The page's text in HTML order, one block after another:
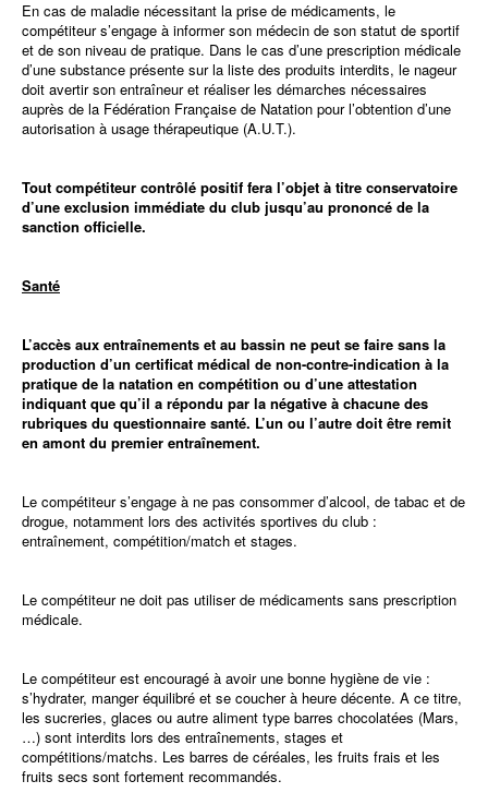
En cas de maladie nécessitant la prise de médicaments, le
compétiteur s’engage à informer son médecin de son statut de sportif
et de son niveau de pratique. Dans le cas d’une prescription médicale
d’une substance présente sur la liste des produits interdits, le nageur
doit avertir son entraîneur et réaliser les démarches nécessaires
auprès de la Fédération Française de Natation pour l’obtention d’une
autorisation à usage thérapeutique (A.U.T.).
Tout compétiteur contrôlé positif fera l’objet à titre conservatoire
d’une exclusion immédiate du club jusqu’au prononcé de la
sanction officielle.
Santé
L’accès aux entraînements et au bassin ne peut se faire sans la
production d’un certificat médical de non-contre-indication à la
pratique de la natation en compétition ou d’une attestation
indiquant que qu’il a répondu par la négative à chacune des
rubriques du questionnaire santé. L’un ou l’autre doit être remit
en amont du premier entraînement.
Le compétiteur s’engage à ne pas consommer d’alcool, de tabac et de
drogue, notamment lors des activités sportives du club :
entraînement, compétition/match et stages.
Le compétiteur ne doit pas utiliser de médicaments sans prescription
médicale.
Le compétiteur est encouragé à avoir une bonne hygiène de vie :
s’hydrater, manger équilibré et se coucher à heure décente. A ce titre,
les sucreries, glaces ou autre aliment type barres chocolatées (Mars,
…) sont interdits lors des entraînements, stages et
compétitions/matchs. Les barres de céréales, les fruits frais et les
fruits secs sont fortement recommandés.